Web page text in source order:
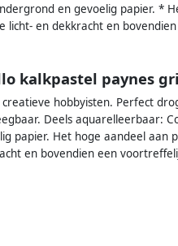
en gevoelig papier. *
en dekkracht en
kalkpastel paynes
hobbyisten. Perfect
Deels aquarelleerbaar:
papier. Het hoge aandeel aan
en bovendien een